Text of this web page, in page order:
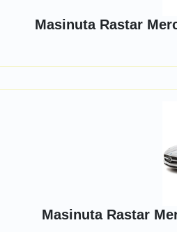
Masinuta Rastar
Masinuta Rastar